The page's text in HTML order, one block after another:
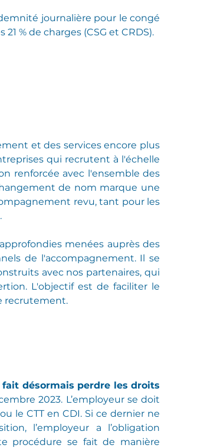
journalière pour le congé
% de charges (CSG et CRDS).
et des services encore plus
qui recrutent à l'échelle
renforcée avec l'ensemble des
de nom marque une
revu, tant pour les
menées auprès des
de l'accompagnement. Il se
avec nos partenaires, qui
L'objectif est de faciliter le
recrutement.
fait désormais perdre les droits
2023. L’employeur se doit
le CTT en CDI. Si ce dernier ne
l’employeur a l’obligation
procédure se fait de manière